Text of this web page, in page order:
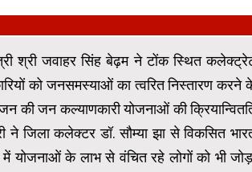
श्री जवाहर सिंह बेढ़म ने टोंक स्थित
को जनसमस्याओं का त्वरित निस्तारण करने
की जन कल्याणकारी योजनाओं की
ने जिला कलेक्टर डॉ. सौम्या झा से विकसित
में योजनाओं के लाभ से वंचित रहे लोगों को भी